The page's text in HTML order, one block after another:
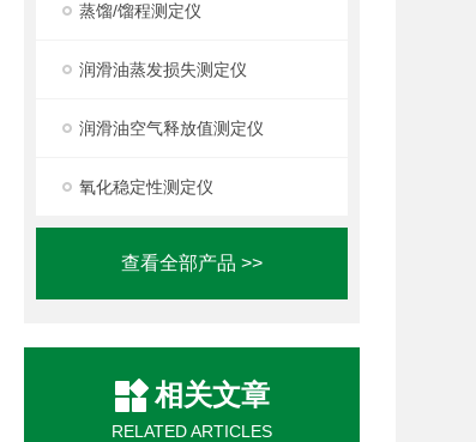
蒸馏/馏程测定仪
润滑油蒸发损失测定仪
润滑油空气释放值测定仪
氧化稳定性测定仪
查看全部产品 >>
相关文章
RELATED ARTICLES